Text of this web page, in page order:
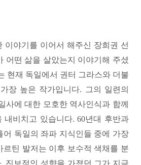
이야기를 이어서 해주신 장희권 선
어떤 삶을 살았는지 이야기해 주셨
현재 독일에서 권터 그라스와 더불
장 높은 작가입니다. 그의 일련의
사에 대한 모호한 역사인식과 함께
내비치고 있습니다. 60년대 후반과
어 독일의 좌파 지식인들 중에 가장
르틴 발저는 이후 보수적 색채를 분
. 진보적인 성향을 가졌던 그가 지금